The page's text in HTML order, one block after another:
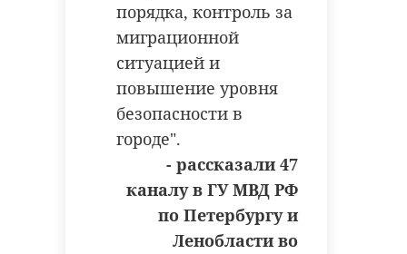
порядка, контроль за
миграционной
ситуацией и
повышение уровня
безопасности в
городе".
- рассказали 47
каналу в ГУ МВД РФ
по Петербургу и
Ленобласти во